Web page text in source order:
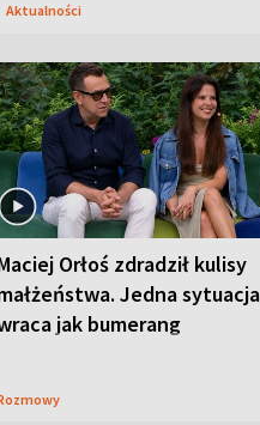
Aktualności
Orłoś zdradził kulisy
Jedna sytuacja
jak bumerang
Rozmowy